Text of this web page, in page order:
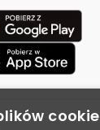
cookie